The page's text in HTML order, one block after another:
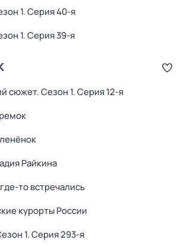
1. Серия 40-я
1. Серия 39-я
сюжет. Сезон 1. Серия 12-я
Райкина
то встречались
курорты России
1. Серия 293-я